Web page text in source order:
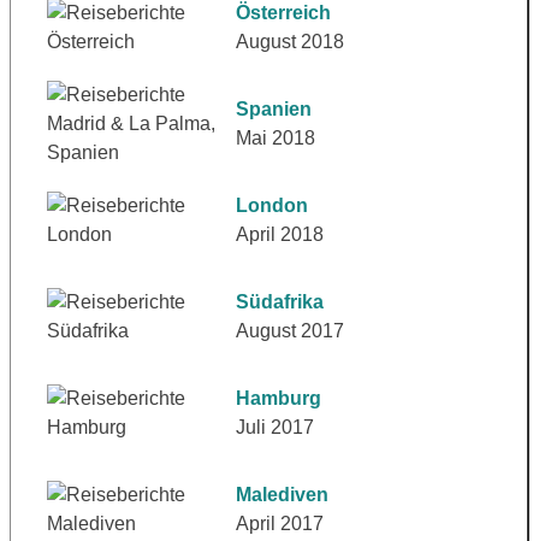
Österreich
August 2018
Spanien
Mai 2018
London
April 2018
Südafrika
August 2017
Hamburg
Juli 2017
Malediven
April 2017